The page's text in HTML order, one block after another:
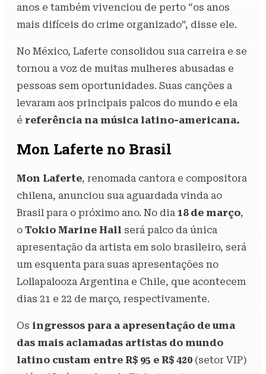
anos e também vivenciou de perto “os anos
mais difíceis do crime organizado”, disse ele.
No México, Laferte consolidou sua carreira e se
tornou a voz de muitas mulheres abusadas e
pessoas sem oportunidades. Suas canções a
levaram aos principais palcos do mundo e ela
é referência na música latino-americana.
Mon Laferte no Brasil
Mon Laferte, renomada cantora e compositora
chilena, anunciou sua aguardada vinda ao
Brasil para o próximo ano. No dia 18 de março,
o Tokio Marine Hall será palco da única
apresentação da artista em solo brasileiro, será
um esquenta para suas apresentações no
Lollapalooza Argentina e Chile, que acontecem
dias 21 e 22 de março, respectivamente.
Os ingressos para a apresentação de uma
das mais aclamadas artistas do mundo
latino custam entre R$ 95 e R$ 420 (setor VIP)